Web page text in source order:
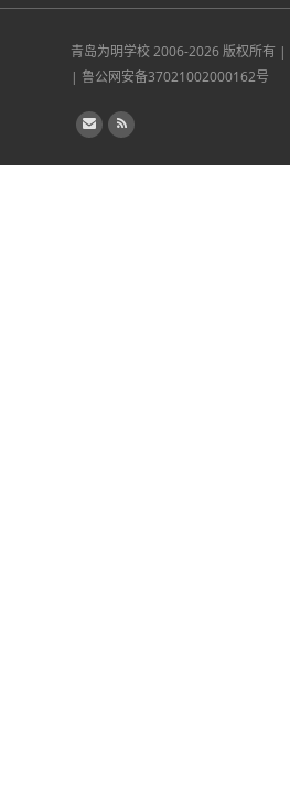
青岛为明学校2006-2026 版权所有 |
| 鲁公网安备37021002000162号